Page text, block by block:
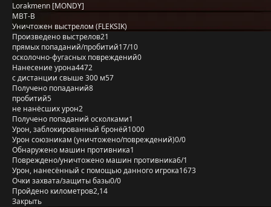
Lorakmenn [MONDY]
MBT-B
Уничтожен выстрелом (FLEKSIK)
Произведено выстрелов21
прямых попаданий/пробитий17/10
осколочно-фугасных повреждений0
Нанесение урона4472
с дистанции свыше 300 м57
Получено попаданий8
пробитий5
не нанёсших урон2
Получено попаданий осколками1
Урон, заблокированный бронёй1000
Урон союзникам (уничтожено/повреждений)0/0
Обнаружено машин противника1
Повреждено/уничтожено машин противника6/1
Урон, нанесённый с помощью данного игрока1673
Очки захвата/защиты базы0/0
Пройдено километров2,14
Закрыть